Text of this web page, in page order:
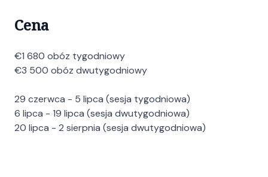
Cena
€1 680 obóz tygodniowy
€3 500 obóz dwutygodniowy
29 czerwca - 5 lipca (sesja tygodniowa)
6 lipca - 19 lipca (sesja dwutygodniowa)
20 lipca - 2 sierpnia (sesja dwutygodniowa)